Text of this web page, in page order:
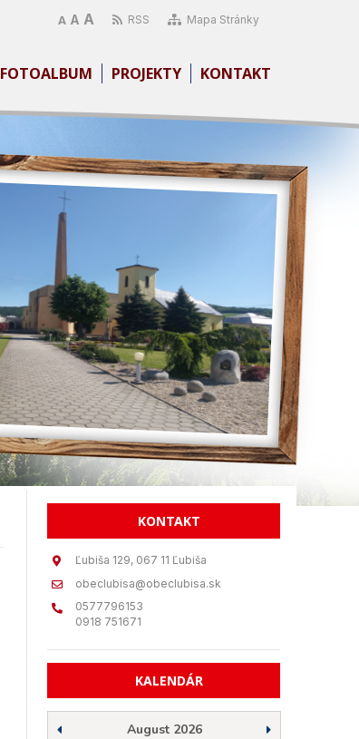
A A A RSS Mapa Stránky
FOTOALBUM PROJEKTY KONTAKT
KONTAKT
Ľubiša 129, 067 11 Ľubiša
obeclubisa@obeclubisa.sk
0577796153
0918 751671
KALENDÁR
August 2026